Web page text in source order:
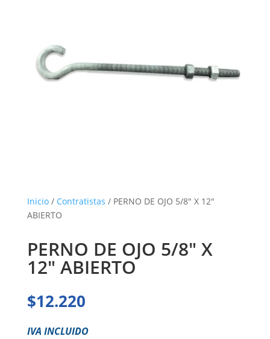
Inicio/ Contratistas / PERNO DE OJO 5/8″ X 12″
ABIERTO
PERNO DE OJO 5/8″ X
12″ ABIERTO
$12.220
IVA INCLUIDO